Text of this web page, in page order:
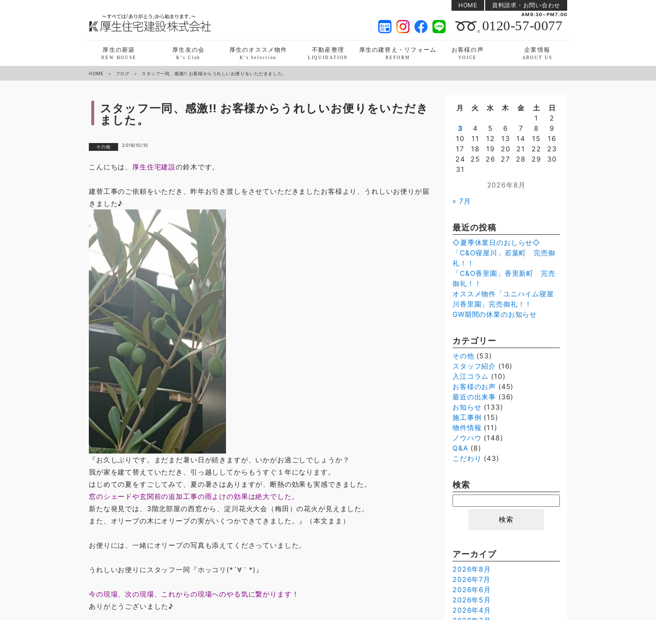
HOME 資料請求・お問い合わせ
AM9:30～PM7:00
0120-57-0077
厚生の新築
NEW HOUSE
厚生友の会
K‘s Club
厚生のオススメ物件
K‘s Selection
不動産整理
LIQUIDATION
厚生の建替え・リフォーム
REFORM
お客様の声
VOICE
企業情報
ABOUT US
HOME ブログ スタッフ一同、感激!! お客様からうれしいお便りをいただきました。
スタッフ一同、感激!! お客様からうれしいお便りをいただき
ました。
その他 2019/10/10
こんにちは、 厚生住宅建設の鈴木です。
建替工事のご依頼をいただき、昨年お引き渡しをさせていただきましたお客様より、うれしいお便りが届
きました♪
『お久しぶりです。まだまだ暑い日が続きますが、いかがお過ごしでしょうか？
我が家を建て替えていただき、引っ越ししてからもうすぐ１年になります。
はじめての夏をすごしてみて、夏の暑さはありますが、断熱の効果も実感できました。
窓のシェードや玄関前の追加工事の雨よけの効果は絶大でした。
新たな発見では、3階北部屋の西窓から、淀川花火大会（梅田）の花火が見えました。
また、オリーブの木にオリーブの実がいくつかできてきました。』（本文まま）
お便りには、一緒にオリーブの写真も添えてくださっていました。
うれしいお便りにスタッフ一同『ホッコリ(*´∀｀*)』
今の現場、次の現場、これからの現場へのやる気に繋がります！
ありがとうございました♪
2026年8月
月 火 水 木 金 土
日
1
2
3
4 5 6 7 8
9
10
11 12 13 14 15
16
17
18 19 20 21 22
23
24
25 26 27 28 29
30
31
« 7月
最近の投稿
◇夏季休業日のおしらせ◇
「C&O寝屋川」若葉町 完売御
礼！！
「C&O香里園」香里新町 完売
御礼！！
オススメ物件「ユニハイム寝屋
川香里園」完売御礼！！
GW期間の休業のお知らせ
カテゴリー
その他 (53)
スタッフ紹介 (16)
入江コラム (10)
お客様のお声 (45)
最近の出来事 (36)
お知らせ (133)
施工事例 (15)
物件情報 (11)
ノウハウ (148)
Q&A (8)
こだわり (43)
検索
索:
アーカイブ
2026年8月
2026年7月
2026年6月
2026年5月
2026年4月